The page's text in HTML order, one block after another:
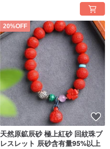
20%OFF
天然原鉱辰砂 極上紅砂 回紋珠ブ
レスレット 辰砂含有量95%以上